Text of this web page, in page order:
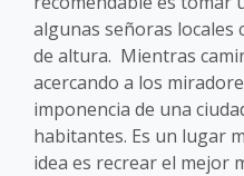
algunas señoras locales
de altura. Mientras
acercando a los
imponencia de una
habitantes. Es un lugar
idea es recrear el mejor